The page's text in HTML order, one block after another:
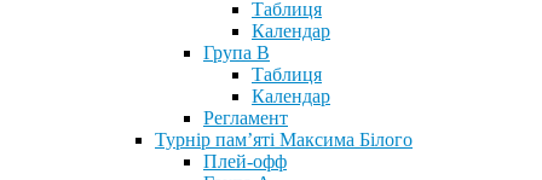
Таблиця
Календар
Група В
Таблиця
Календар
Регламент
Турнір пам’яті Максима Білого
Плей-офф